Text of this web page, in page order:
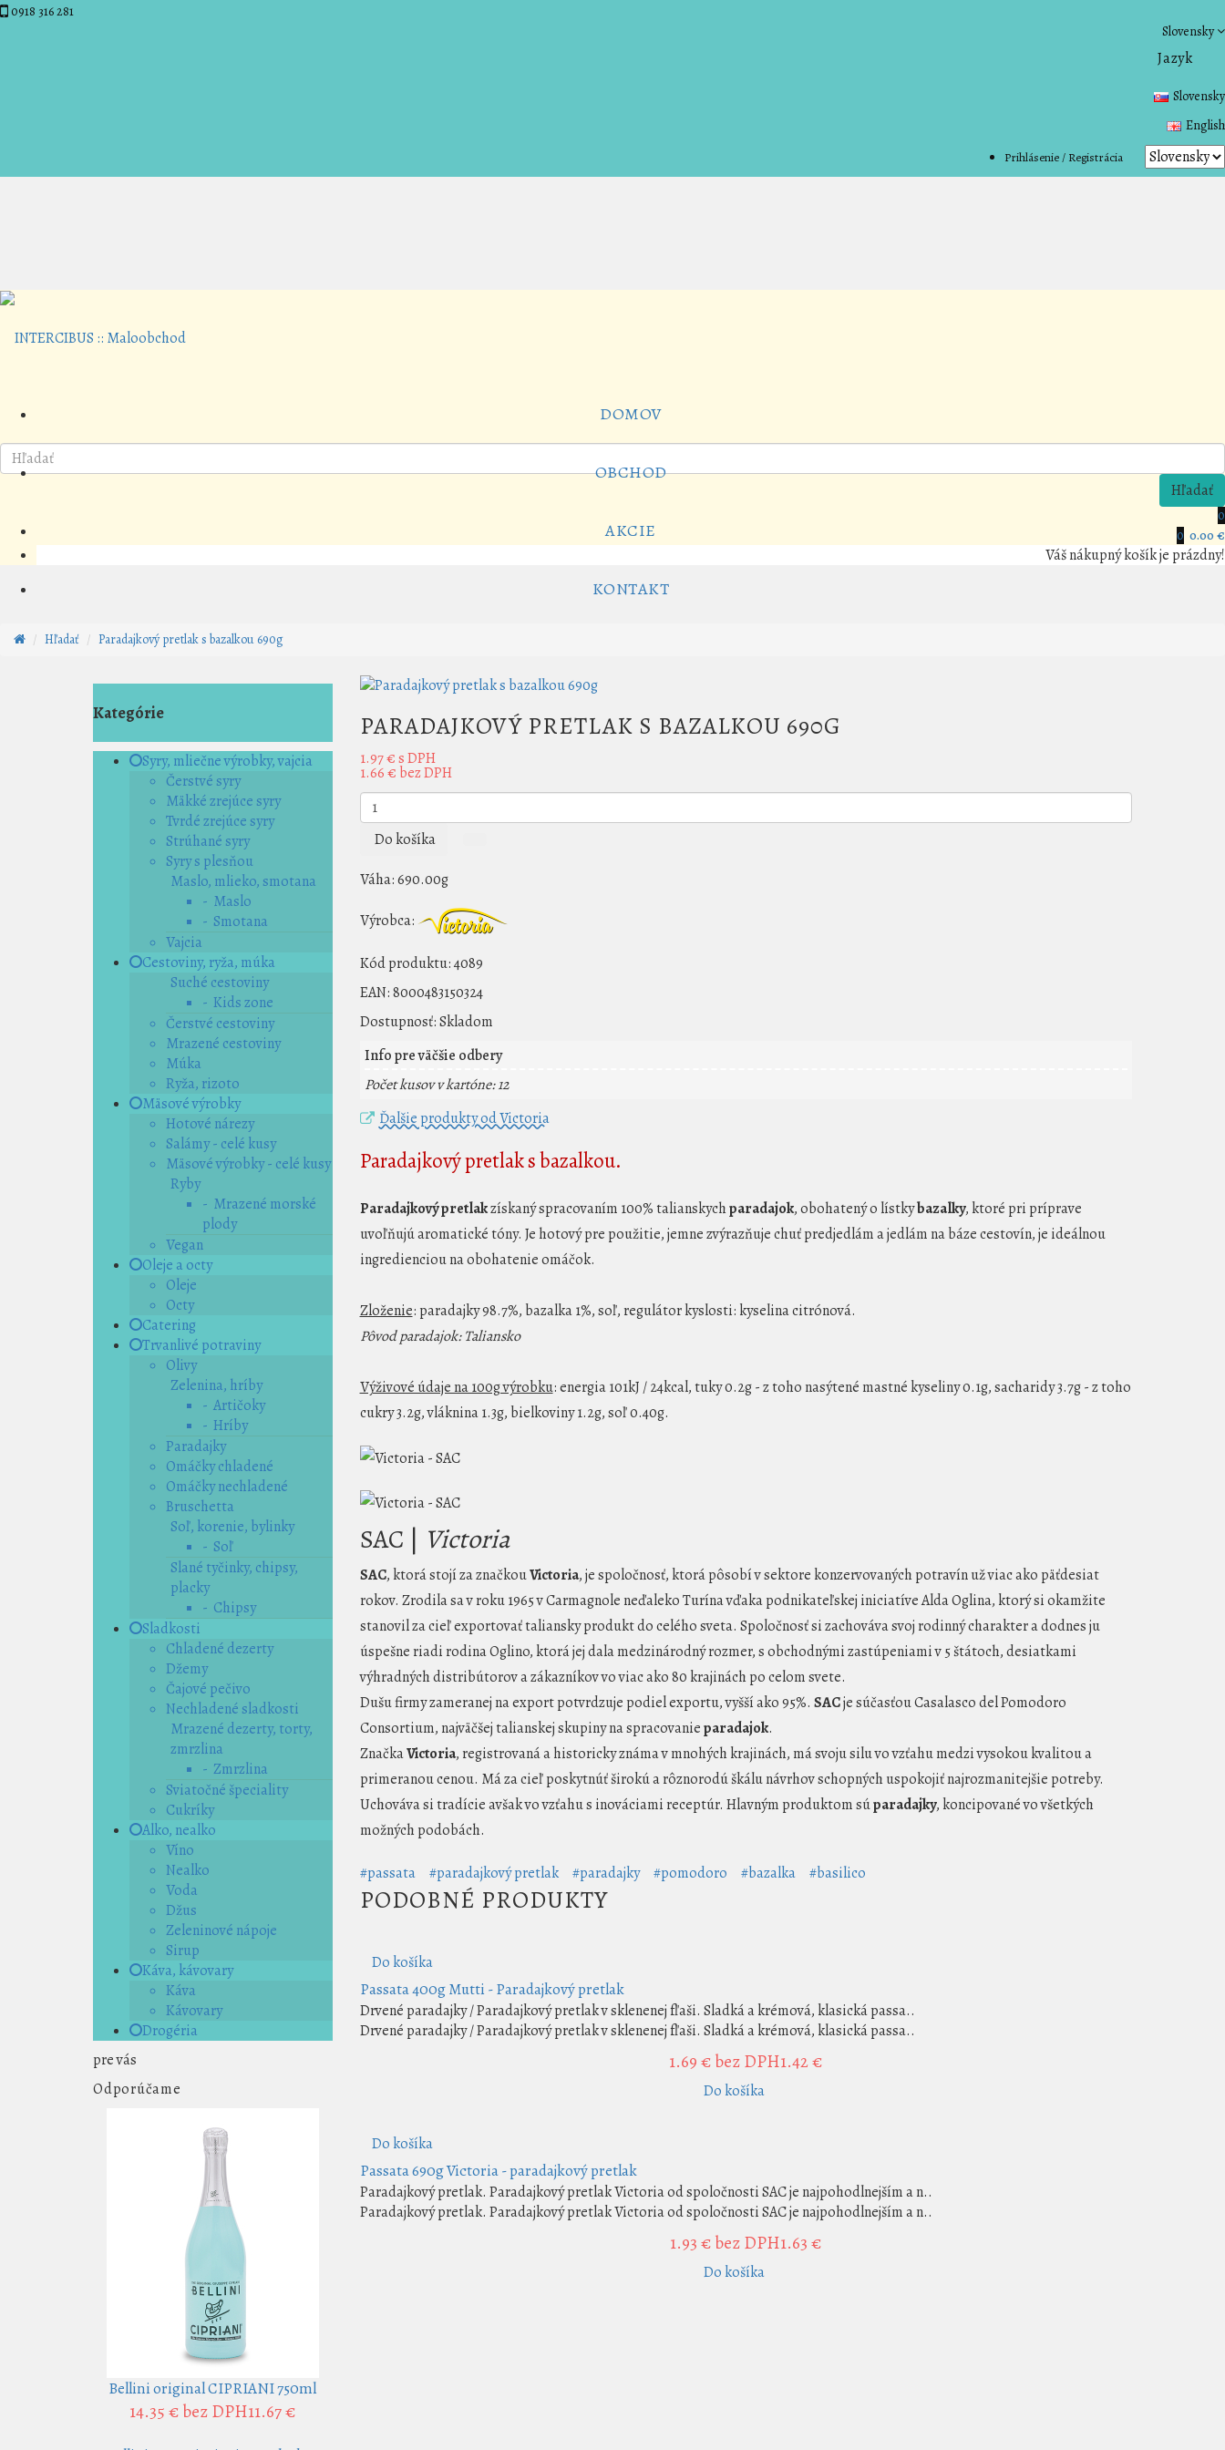
0918 316 281
Prihlásenie / Registrácia
Slovensky
Jazyk
Slovensky
English
DOMOV
OBCHOD
AKCIE
KONTAKT
Hľadať
0
0 0.00 €
Váš nákupný košík je prázdny!
Hľadať Paradajkový pretlak s bazalkou 690g
Kategórie
Syry, mliečne výrobky, vajcia
Čerstvé syry
Mäkké zrejúce syry
Tvrdé zrejúce syry
Strúhané syry
Syry s plesňou
Maslo, mlieko, smotana
- Maslo
- Smotana
Vajcia
Cestoviny, ryža, múka
Suché cestoviny
- Kids zone
Čerstvé cestoviny
Mrazené cestoviny
Múka
Ryža, rizoto
Mäsové výrobky
Hotové nárezy
Salámy - celé kusy
Mäsové výrobky - celé kusy
Ryby
- Mrazené morské
plody
Vegan
Oleje a octy
Oleje
Octy
Catering
Trvanlivé potraviny
Olivy
Zelenina, hríby
- Artičoky
- Hríby
Paradajky
Omáčky chladené
Omáčky nechladené
Bruschetta
Soľ, korenie, bylinky
- Soľ
Slané tyčinky, chipsy,
placky
- Chipsy
Sladkosti
Chladené dezerty
Džemy
Čajové pečivo
Nechladené sladkosti
Mrazené dezerty, torty,
zmrzlina
- Zmrzlina
Sviatočné špeciality
Cukríky
Alko, nealko
Víno
Nealko
Voda
Džus
Zeleninové nápoje
Sirup
Káva, kávovary
Káva
Kávovary
Drogéria
pre vás
Odporúčame
Bellini original CIPRIANI 750ml
14.35 €bez DPH11.67 €
PARADAJKOVÝ PRETLAK S BAZALKOU 690G
1.97 €s DPH
1.66 € bez DPH
Do košíka
Váha:690.00g
Výrobca:
Kód produktu:4089
EAN:8000483150324
Dostupnosť:Skladom
Info pre väčšie odbery
Počet kusov v kartóne: 12
Ďalšie produkty od Victoria
Paradajkový pretlak s bazalkou.
Paradajkový pretlakzískaný spracovaním 100% talianskychparadajok, obohatený o lístkybazalky, ktoré pri príprave
uvoľňujú aromatické tóny. Je hotový pre použitie, jemne zvýrazňuje chuť predjedlám a jedlám na báze cestovín, je ideálnou
ingredienciou na obohatenie omáčok.
Zloženie: paradajky 98.7%, bazalka 1%, soľ, regulátor kyslosti: kyselina citrónová.
Pôvod paradajok: Taliansko
Výživové údaje na 100g výrobku: energia 101kJ / 24kcal, tuky 0.2g - z toho nasýtené mastné kyseliny 0.1g, sacharidy 3.7g - z toho
cukry 3.2g, vláknina 1.3g, bielkoviny 1.2g, soľ 0.40g.
SAC | Victoria
SAC, ktorá stojí za značkouVictoria, je spoločnosť, ktorá pôsobí v sektore konzervovaných potravín už viac ako päťdesiat
rokov. Zrodila sa v roku 1965 v Carmagnole neďaleko Turína vďaka podnikateľskej iniciatíve Alda Oglina, ktorý si okamžite
stanovil za cieľ exportovať taliansky produkt do celého sveta. Spoločnosť si zachováva svoj rodinný charakter a dodnes ju
úspešne riadi rodina Oglino, ktorá jej dala medzinárodný rozmer, s obchodnými zastúpeniami v 5 štátoch, desiatkami
výhradných distribútorov a zákazníkov vo viac ako 80 krajinách po celom svete.
Dušu firmy zameranej na export potvrdzuje podiel exportu, vyšší ako 95%. SACje súčasťou Casalasco del Pomodoro
Consortium, najväčšej talianskej skupiny na spracovanieparadajok.
ZnačkaVictoria, registrovaná a historicky známa v mnohých krajinách, má svoju silu vo vzťahu medzi vysokou kvalitou a
primeranou cenou. Má za cieľ poskytnúť širokú a rôznorodú škálu návrhov schopných uspokojiť najrozmanitejšie potreby.
Uchováva si tradície avšak vo vzťahu s inováciami receptúr. Hlavným produktom súparadajky, koncipované vo všetkých
možných podobách.
#passata #paradajkový pretlak #paradajky #pomodoro #bazalka #basilico
PODOBNÉ PRODUKTY
Do košíka
Passata 400g Mutti - Paradajkový pretlak
Drvené paradajky / Paradajkový pretlak v sklenenej fľaši. Sladká a krémová, klasická passa..
Drvené paradajky / Paradajkový pretlak v sklenenej fľaši. Sladká a krémová, klasická passa..
1.69 €bez DPH1.42 €
Do košíka
Do košíka
Passata 690g Victoria - paradajkový pretlak
Paradajkový pretlak. Paradajkový pretlak Victoria od spoločnosti SAC je najpohodlnejším a n..
Paradajkový pretlak. Paradajkový pretlak Victoria od spoločnosti SAC je najpohodlnejším a n..
1.93 €bez DPH1.63 €
Do košíka